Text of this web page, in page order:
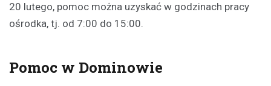
20 lutego, pomoc można uzyskać w godzinach pracy
ośrodka, tj. od 7:00 do 15:00.
Pomoc w Dominowie